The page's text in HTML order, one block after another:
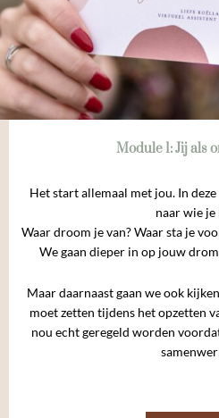
Module 1: Jij als
Het start allemaal met jou. In
naar wie je
Waar droom je van? Waar sta je
We gaan dieper in op jouw
Maar daarnaast gaan we ook
moet zetten tijdens het opzetten
nou echt geregeld worden